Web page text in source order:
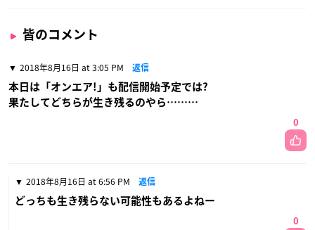
皆のコメント
2018年8月16日 at 3:05 PM 返信
本日は「オンエア!」も配信開始予定では?
果たしてどちらが生き残るのやら………
0
2018年8月16日 at 6:56 PM 返信
どっちも生き残らない可能性もあるよねー
0